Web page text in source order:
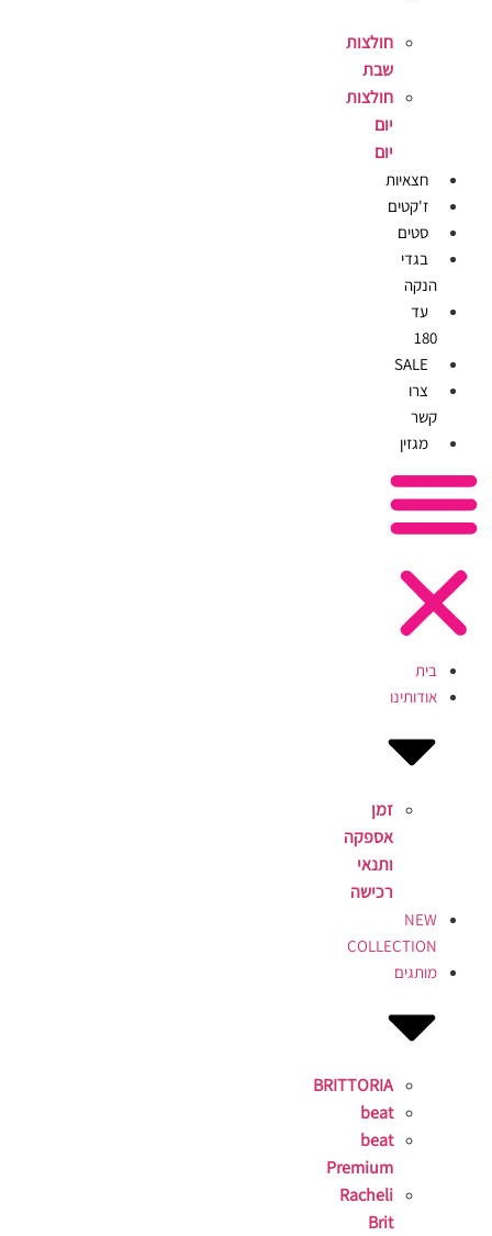
חולצות
שבת
חולצות
יום
יום
חצאיות
ז'קטים
סטים
בגדי
הנקה
עד
180
SALE
צרו
קשר
מגזין
בית
אודותינו
זמן
אספקה
ותנאי
רכישה
NEW
COLLECTION
מותגים
BRITTORIA
beat
beat
Premium
Racheli
Brit